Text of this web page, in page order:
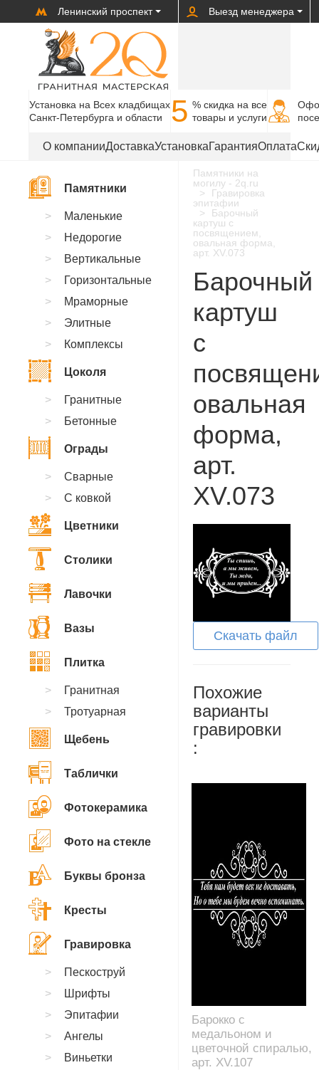
Ленинский проспект Выезд менеджера
Установка на Всех кладбищах
Санкт-Петербурга и области
5 % cкидка на все
товары и услуги
О компанииДоставкаУстановкаГарантияОплата
Памятники на
могилу - 2q.ru
Гравировка
эпитафии
Барочный
картуш с
посвящением,
овальная форма,
арт. XV.073
Барочный
картуш
с
овальная
форма,
арт.
XV.073
Скачать файл
Похожие
варианты
гравировки
:
Барокко с
медальоном и
цветочной спиралью,
арт. XV.107
Памятники
Маленькие
Недорогие
Вертикальные
Горизонтальные
Мраморные
Элитные
Комплексы
Цоколя
Гранитные
Бетонные
Ограды
Сварные
С ковкой
Цветники
Столики
Лавочки
Вазы
Плитка
Гранитная
Тротуарная
Щебень
Таблички
Фотокерамика
Фото на стекле
Буквы бронза
Кресты
Гравировка
Пескоструй
Шрифты
Эпитафии
Ангелы
Виньетки